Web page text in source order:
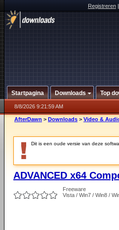
Registreren
Startpagina Downloads Top
8/8/2026 9:21:59 AM
AfterDawn > Downloads > Video &
Dit is een oude versie van deze
ADVANCED x64
Freeware
Vista / Win7 / Win8 /